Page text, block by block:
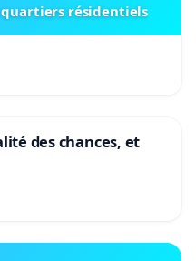
quartiers résidentiels
des chances, et